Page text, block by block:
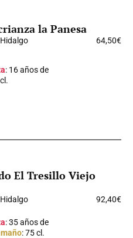
la Panesa
64,50€
: 16 años de
El Tresillo Viejo
92,40€
: 35 años de
: 75 cl.